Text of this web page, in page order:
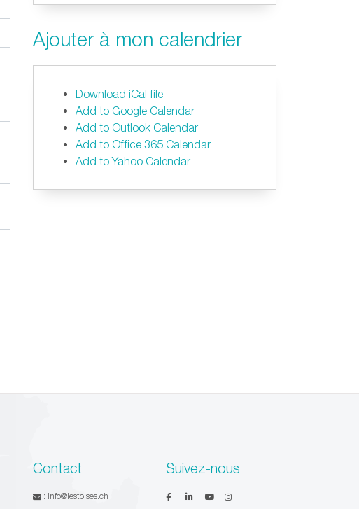
Ajouter à mon calendrier
Download iCal file
Add to Google Calendar
Add to Outlook Calendar
Add to Office 365 Calendar
Add to Yahoo Calendar
Contact
: info@lestoises.ch
Suivez-nous